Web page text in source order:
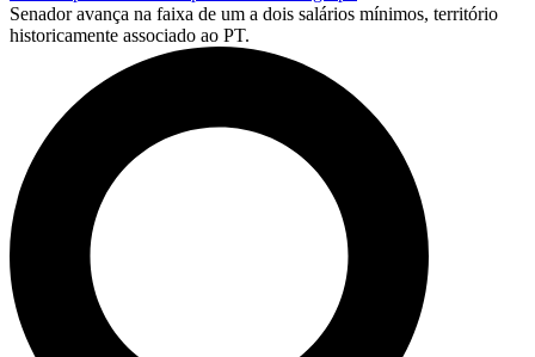
Senador avança na faixa de um a dois salários mínimos, território
historicamente associado ao PT.